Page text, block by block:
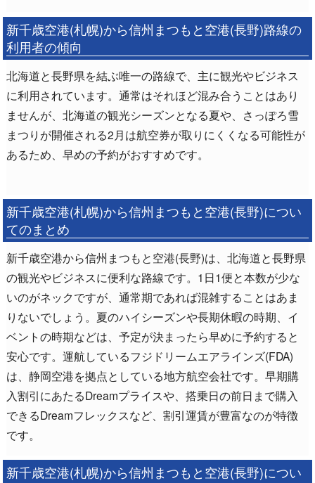
新千歳空港(札幌)から信州まつもと空港(長野)路線の
利用者の傾向
北海道と長野県を結ぶ唯一の路線で、主に観光やビジネス
に利用されています。通常はそれほど混み合うことはあり
ませんが、北海道の観光シーズンとなる夏や、さっぽろ雪
まつりが開催される2月は航空券が取りにくくなる可能性が
あるため、早めの予約がおすすめです。
新千歳空港(札幌)から信州まつもと空港(長野)につい
てのまとめ
新千歳空港から信州まつもと空港(長野)は、北海道と長野県
の観光やビジネスに便利な路線です。1日1便と本数が少な
いのがネックですが、通常期であれば混雑することはあま
りないでしょう。夏のハイシーズンや長期休暇の時期、イ
ベントの時期などは、予定が決まったら早めに予約すると
安心です。運航しているフジドリームエアラインズ(FDA)
は、静岡空港を拠点としている地方航空会社です。早期購
入割引にあたるDreamプライスや、搭乗日の前日まで購入
できるDreamフレックスなど、割引運賃が豊富なのが特徴
です。
新千歳空港(札幌)から信州まつもと空港(長野)につい